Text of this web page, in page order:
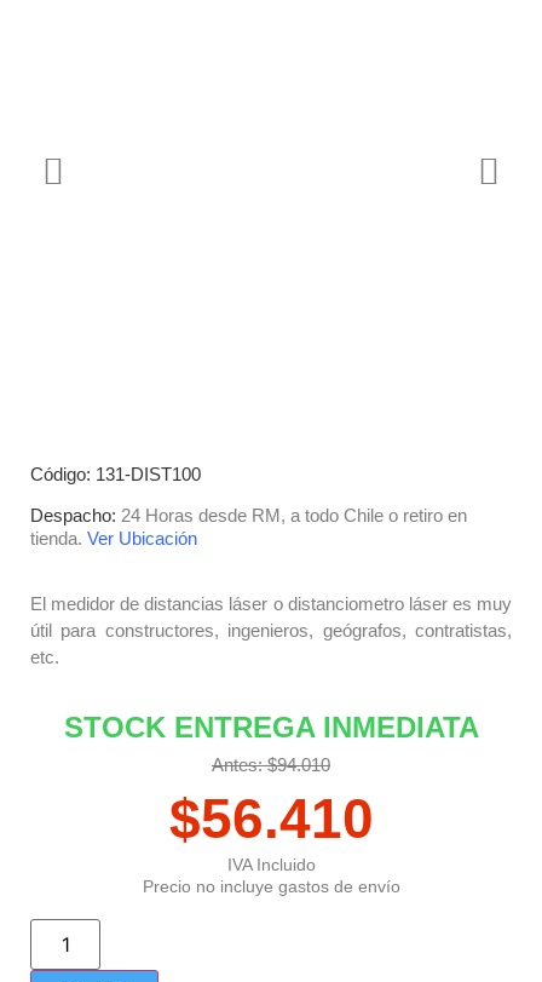
Código: 131-DIST100
Despacho: 24 Horas desde RM, a todo Chile o retiro en
tienda. Ver Ubicación
El medidor de distancias láser o distanciometro láser es muy
útil para constructores, ingenieros, geógrafos, contratistas,
etc.
STOCK ENTREGA INMEDIATA
Antes: $94.010
$56.410
IVA Incluido
Precio no incluye gastos de envío